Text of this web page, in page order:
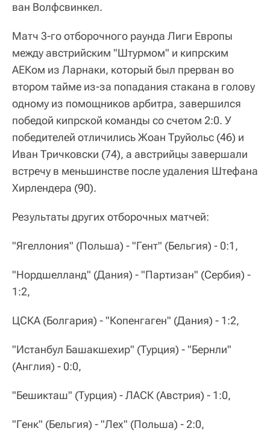
ван Волфсвинкел.
Матч 3-го отборочного раунда Лиги Европы
между австрийским "Штурмом" и кипрским
АЕКом из Ларнаки, который был прерван во
втором тайме из-за попадания стакана в голову
одному из помощников арбитра, завершился
победой кипрской команды со счетом 2:0. У
победителей отличились Жоан Труйольс (46) и
Иван Тричковски (74), а австрийцы завершали
встречу в меньшинстве после удаления Штефана
Хирлендера (90).
Результаты других отборочных матчей:
"Ягеллония" (Польша) - "Гент" (Бельгия) - 0:1,
"Нордшелланд" (Дания) - "Партизан" (Сербия) -
1:2,
ЦСКА (Болгария) - "Копенгаген" (Дания) - 1:2,
"Истанбул Башакшехир" (Турция) - "Бернли"
(Англия) - 0:0,
"Бешикташ" (Турция) - ЛАСК (Австрия) - 1:0,
"Генк" (Бельгия) - "Лех" (Польша) - 2:0,